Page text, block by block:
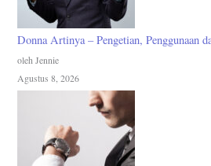
Donna Artinya – Pengetian, Penggunaan
oleh Jennie
Agustus 8, 2026